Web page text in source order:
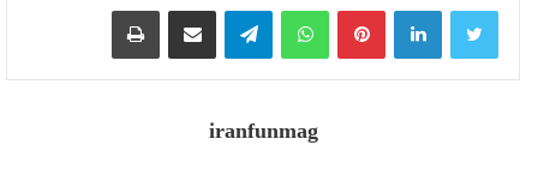
پینترست واتس آپ تلگرام اشتراک گذاری از طریق ایمیل
iranfunmag